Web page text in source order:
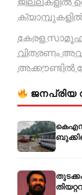
കേരള
വിതരണം
അക്കൗണ്ടിൽ
ജനപ്രിയ